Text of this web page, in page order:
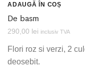
ADAUGĂ ÎN COȘ
De basm
290,00 lei inclusiv TVA
Flori roz si verzi, 2
deosebit.